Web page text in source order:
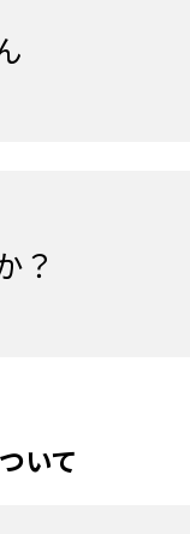
？
いて